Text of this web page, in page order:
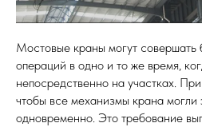
Мостовые краны могут совершать
операций в одно и то же время,
непосредственно на участках.
чтобы все механизмы крана могли
одновременно. Это требование